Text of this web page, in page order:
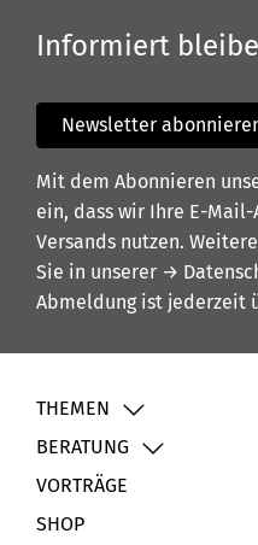
Informiert
Newsletter
Mit dem Abonnieren
ein, dass wir Ihre E-Mail-
Versands nutzen.
Sie in unserer →
Abmeldung ist jederzeit
THEMEN
BERATUNG
VORTRÄGE
SHOP